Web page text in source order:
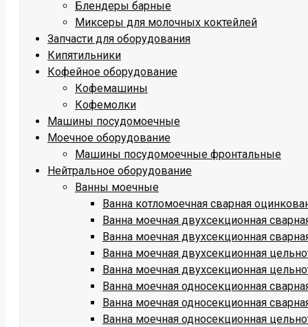
Блендеры барные
Миксеры для молочных коктейлей
Запчасти для оборудования
Кипятильники
Кофейное оборудование
Кофемашины
Кофемолки
Машины посудомоечные
Моечное оборудование
Машины посудомоечные фронтальные
Нейтральное оборудование
Ванны моечные
Ванна котломоечная сварная
Ванна моечная двухсекционная
Ванна моечная двухсекционная
Ванна моечная двухсекционная
Ванна моечная двухсекционная
Ванна моечная односекционная
Ванна моечная односекционная
Ванна моечная односекционная